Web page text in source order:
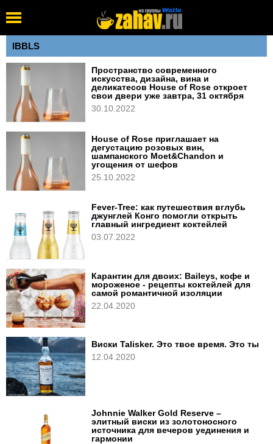
IBBLS
Пространство современного
искусства, дизайна, вина и
деликатесов House of Rose откроет
свои двери уже завтра, 31 октября
30.10.2022
House of Rose приглашает на
дегустацию розовых вин,
шампанского Moet&Chandon и
угощения от шефов
25.10.2022
Fever-Tree: как путешествия вглубь
джунглей Конго помогли открыть
главный ингредиент коктейлей
03.07.2022
Карантин для двоих: Baileys, кофе и
мороженое - рецепты коктейлей для
самой романтичной изоляции
22.04.2020
Виски Talisker. Это твое время. Это ты
12.04.2020
Johnnie Walker Gold Reserve –
элитный виски из золотоносного
источника для вечеров уединения и
гармонии